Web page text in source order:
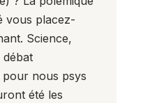
vous placez-
Science,
pour nous psys
été les